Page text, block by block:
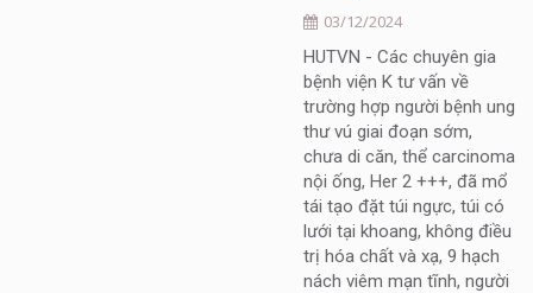
03/12/2024
HUTVN - Các chuyên gia
bệnh viện K tư vấn về
trường hợp người bệnh ung
thư vú giai đoạn sớm,
chưa di căn, thể carcinoma
nội ống, Her 2 +++, đã mổ
tái tạo đặt túi ngực, túi có
lưới tại khoang, không điều
trị hóa chất và xạ, 9 hạch
nách viêm mạn tĩnh, người